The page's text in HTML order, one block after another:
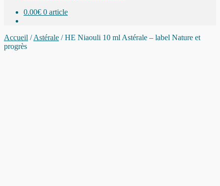
0.00€ 0 article
Accueil /Astérale /HE Niaouli 10 ml Astérale – label Nature et
progrès